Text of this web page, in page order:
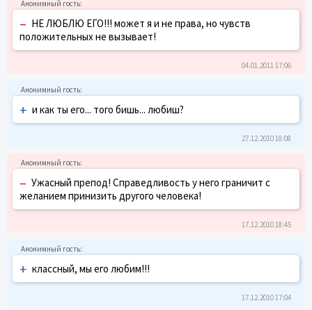
– НЕ ЛЮБЛЮ ЕГО!!! может я и не права, но чувств
положительных не вызывает!
04.01.2011 17:06
+ и как ты его... того бишь... любиш?
27.12.2010 18:08
– Ужасный препод! Справедливость у него граничит с
желанием принизить другого человека!
17.12.2010 18:45
+ классный, мы его любим!!!
17.12.2010 17:04